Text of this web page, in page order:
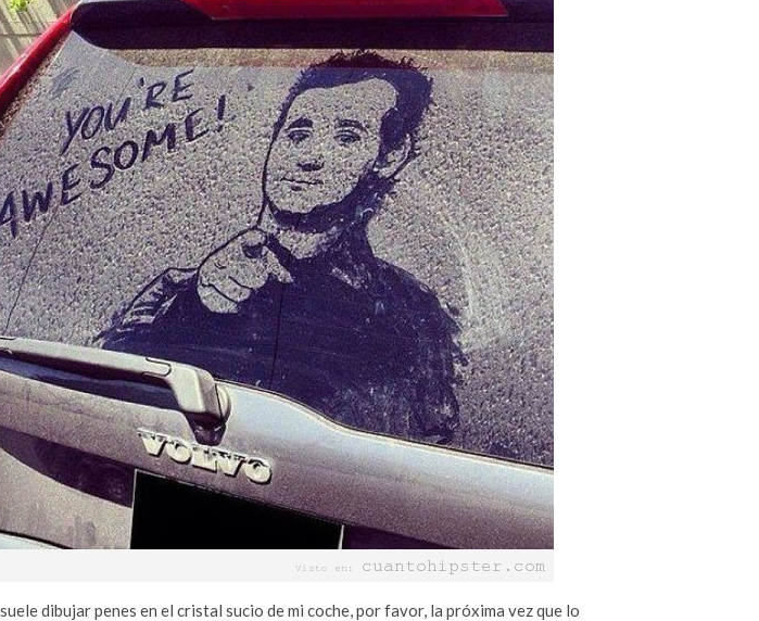
dibujar penes en el cristal sucio de mi coche, por favor, la próxima vez que lo